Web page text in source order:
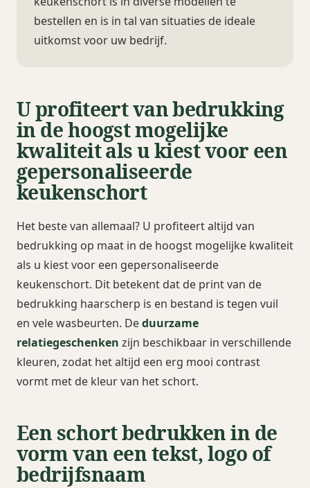
bestellen en is in tal van situaties de ideale
uitkomst voor uw bedrijf.
U profiteert van bedrukking
in de hoogst mogelijke
kwaliteit als u kiest voor een
gepersonaliseerde
keukenschort
Het beste van allemaal? U profiteert altijd van
bedrukking op maat in de hoogst mogelijke kwaliteit
als u kiest voor een gepersonaliseerde
keukenschort. Dit betekent dat de print van de
bedrukking haarscherp is en bestand is tegen vuil
en vele wasbeurten. Deduurzame
relatiegeschenken zijn beschikbaar in verschillende
kleuren, zodat het altijd een erg mooi contrast
vormt met de kleur van het schort.
Een schort bedrukken in de
vorm van een tekst, logo of
bedrijfsnaam